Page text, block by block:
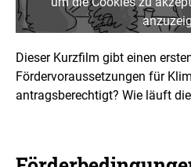
Dieser Kurzfilm gibt einen
Fördervoraussetzungen für
antragsberechtigt? Wie läuft